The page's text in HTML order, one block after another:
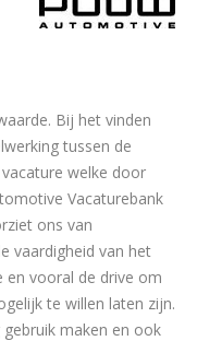
Bij het vinden
tussen de
welke door
Vacaturebank
ons van
vaardigheid van het
en vooral de drive om
te willen laten zijn.
maken en ook